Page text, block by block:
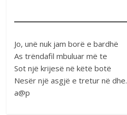
Jo, unë nuk jam borë e bardhë
As trëndafil mbuluar më te
Sot një krijesë në këtë botë
Nesër një asgjë e tretur në dhe.
a@p